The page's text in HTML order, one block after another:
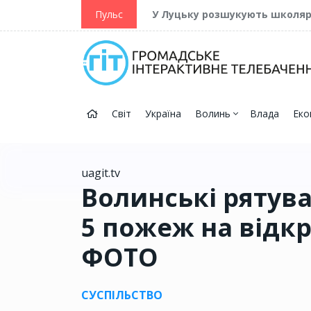
Пульс У Луцьку розшукують
Світ Україна Волинь Влада
uagit.tv
Волинські
5 пожеж на
ФОТО
СУСПІЛЬСТВО